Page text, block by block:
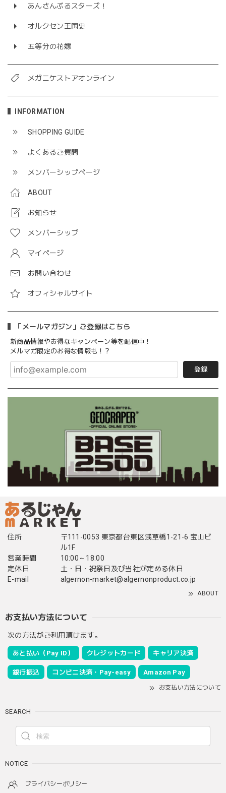
あんさんぶるスターズ！
オルクセン王国史
五等分の花嫁
メガニケストアオンライン
INFORMATION
SHOPPING GUIDE
よくあるご質問
メンバーシップページ
ABOUT
お知らせ
メンバーシップ
マイページ
お問い合わせ
オフィシャルサイト
「メールマガジン」ご登録はこちら
新商品情報やお得なキャンペーン等を配信中！
メルマガ限定のお得な情報も！？
登録
住所
〒111-0053 東京都台東区浅草橋1-21-6 宝山ビ
ル1F
営業時間
10:00～18:00
定休日
土・日・祝祭日及び当社が定める休日
E-mail
algernon-market@algernonproduct.co.jp
ABOUT
お支払い方法について
次の方法がご利用頂けます。
あと払い（Pay ID） クレジットカード キャリア決済
銀行振込 コンビニ決済・Pay-easy Amazon Pay
お支払い方法について
SEARCH
NOTICE
プライバシーポリシー